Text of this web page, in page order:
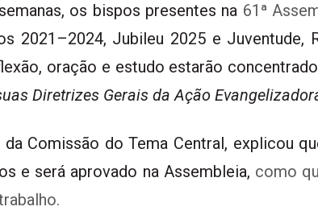
, os bispos presentes na 61ª
2021–2024, Jubileu 2025 e Juventude,
oração e estudo estarão
Diretrizes Gerais da Ação
Comissão do Tema Central, explicou
e será aprovado na Assembleia, como